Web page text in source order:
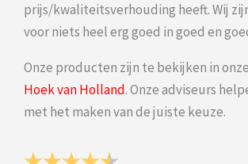
prijs/kwaliteitsverhouding heeft. Wij
voor niets heel erg goed in goed en
Onze producten zijn te bekijken in onze
Hoek van Holland. Onze adviseurs
met het maken van de juiste keuze.